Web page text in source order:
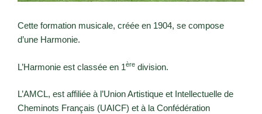
Cette formation musicale, créée en 1904, se compose
d’une Harmonie.
L’Harmonie est classée en 1ère division.
L’AMCL, est affiliée à l’Union Artistique et Intellectuelle de
Cheminots Français (UAICF) et à la Confédération